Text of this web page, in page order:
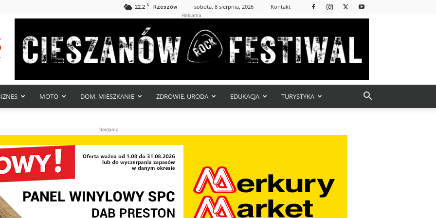
22.2 C Rzeszów sobota, 8 sierpnia, 2026 Kontakt
Reklama
MOTO DOM, MIESZKANIE ZDROWIE, URODA EDUKACJA TURYSTYKA
Reklama